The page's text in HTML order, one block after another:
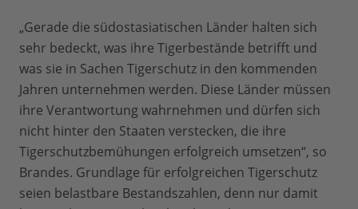
„Gerade die südostasiatischen Länder halten sich
sehr bedeckt, was ihre Tigerbestände betrifft und
was sie in Sachen Tigerschutz in den kommenden
Jahren unternehmen werden. Diese Länder müssen
ihre Verantwortung wahrnehmen und dürfen sich
nicht hinter den Staaten verstecken, die ihre
Tigerschutzbemühungen erfolgreich umsetzen“, so
Brandes. Grundlage für erfolgreichen Tigerschutz
seien belastbare Bestandszahlen, denn nur damit